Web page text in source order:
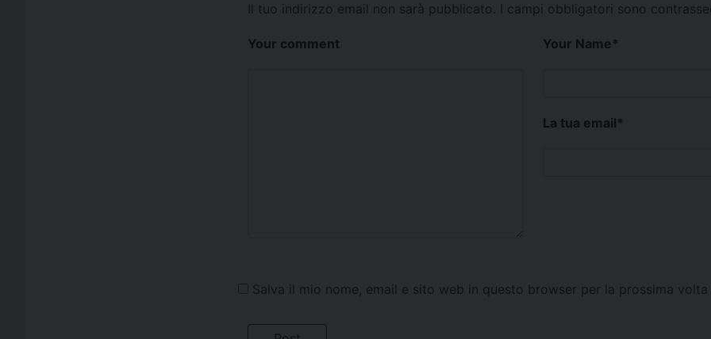
Il tuo indirizzo email non sarà pubblicato. I campi obbligatori sono
Your comment Your Name*
La tua email*
Salva il mio nome, email e sito web in questo browser per la prossima